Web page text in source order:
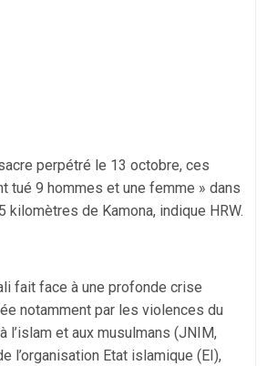
perpétré le 13 octobre, ces
tué 9 hommes et une femme » dans
kilomètres de Kamona, indique HRW.
fait face à une profonde crise
notamment par les violences du
l’islam et aux musulmans (JNIM,
l’organisation Etat islamique (EI),